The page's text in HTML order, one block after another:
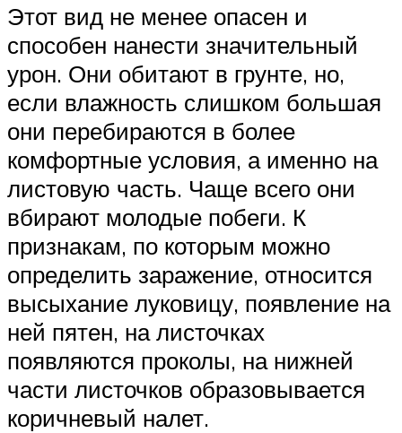
Этот вид не менее опасен и
способен нанести значительный
урон. Они обитают в грунте, но,
если влажность слишком большая
они перебираются в более
комфортные условия, а именно на
листовую часть. Чаще всего они
вбирают молодые побеги. К
признакам, по которым можно
определить заражение, относится
высыхание луковицу, появление на
ней пятен, на листочках
появляются проколы, на нижней
части листочков образовывается
коричневый налет.